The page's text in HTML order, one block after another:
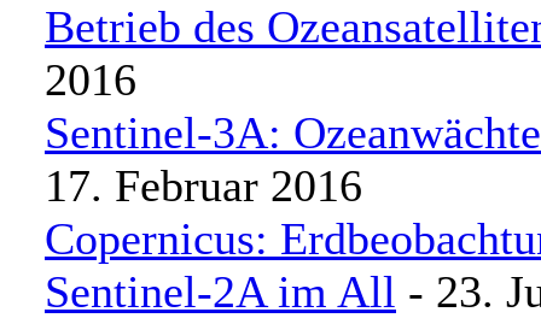
Betrieb des
2016
Sentinel-3A:
17. Februar 2016
Copernicus:
Sentinel-2A im All - 23.